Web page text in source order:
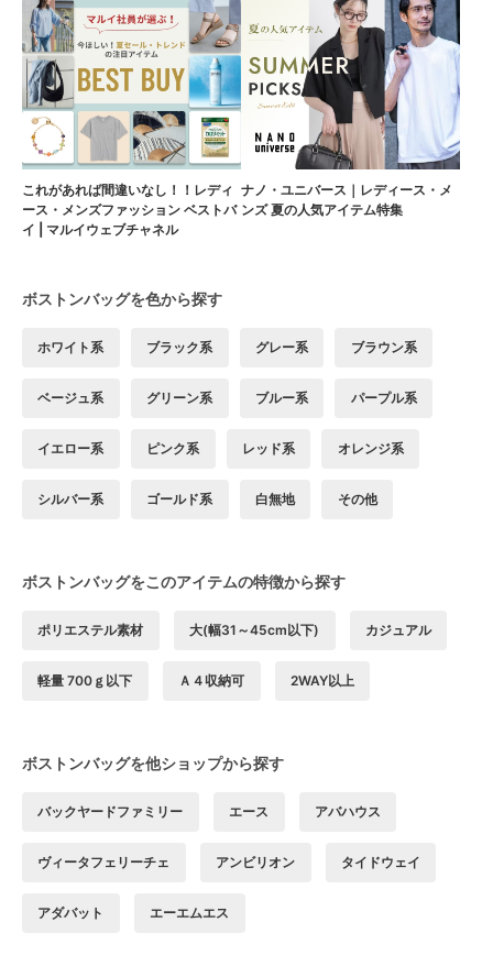
これがあれば間違いなし！！レディ
ース・メンズファッション ベストバ
イ | マルイウェブチャネル
ナノ・ユニバース｜レディース・メ
ンズ 夏の人気アイテム特集
ボストンバッグを色から探す
ホワイト系 ブラック系 グレー系 ブラウン系
ベージュ系 グリーン系 ブルー系 パープル系
イエロー系 ピンク系 レッド系 オレンジ系
シルバー系 ゴールド系 白無地 その他
ボストンバッグをこのアイテムの特徴から探す
ポリエステル素材 大(幅31～45cm以下) カジュアル
軽量 700ｇ以下 Ａ４収納可 2WAY以上
ボストンバッグを他ショップから探す
バックヤードファミリー エース アバハウス
ヴィータフェリーチェ アンビリオン タイドウェイ
アダバット エーエムエス